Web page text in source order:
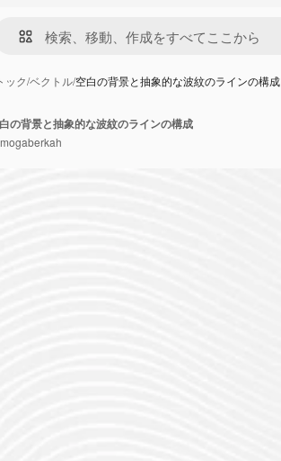
ック/ベクトル/空白の背景と抽象的な波紋のラインの構成
の背景と抽象的な波紋のラインの構成